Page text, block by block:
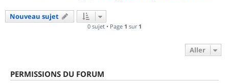
Nouveau sujet
0 sujet • Page 1 sur 1
Aller
PERMISSIONS DU FORUM